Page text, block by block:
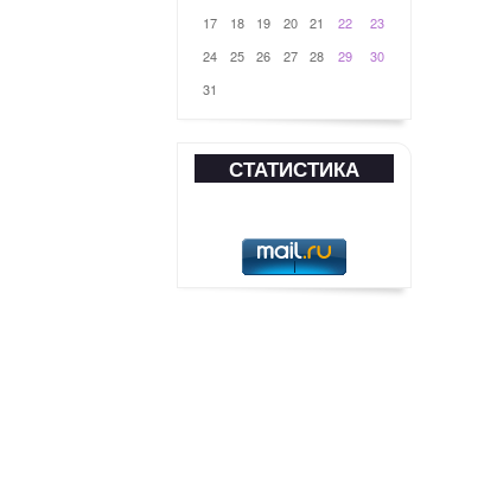
17
18 19 20 21 22
23
24
25 26 27 28 29
30
31
СТАТИСТИКА